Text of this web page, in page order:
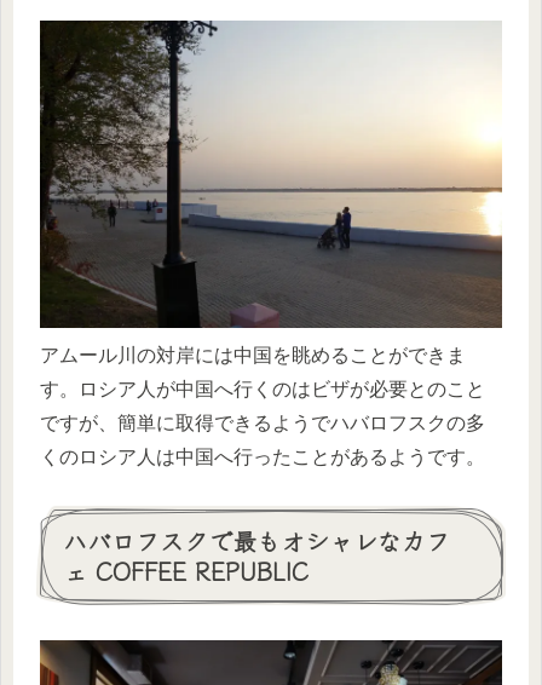
アムール川の対岸には中国を眺めることができま
す。ロシア人が中国へ行くのはビザが必要とのこと
ですが、簡単に取得できるようでハバロフスクの多
くのロシア人は中国へ行ったことがあるようです。
ハバロフスクで最もオシャレなカフ
ェ COFFEE REPUBLIC